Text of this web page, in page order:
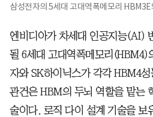
삼성전자의 5세대 고대역폭메모리
엔비디아가 차세대 인공지능(AI)
될 6세대 고대역폭메모리(HBM4)
자와 SK하이닉스가 각각 HBM4
관건은 HBM의 두뇌 역할을 맡는
술이다. 로직 다이 설계 기술을 보